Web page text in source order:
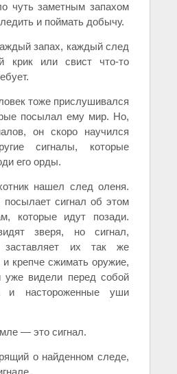
чуть заметным запахом
и поймать добычу.
запах, каждый след
крик или свист что-то
тоже прислушивался
посылал ему мир. Но,
он скоро научился
сигналы, которые
его орды.
нашел след оленя.
сигнал об этом
которые идут позади.
зверя, но сигнал,
их так же
и крепче сжимать оружие,
уже видели перед собой
и настороженные уши
— это сигнал.
о найденном следе,